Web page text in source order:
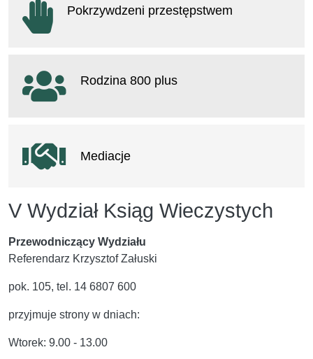
V Wydział Ksiąg Wieczystych
Przewodniczący Wydziału
Referendarz Krzysztof Załuski
pok. 105, tel. 14 6807 600
przyjmuje strony w dniach:
Wtorek: 9.00 - 13.00
Pokrzywdzeni przestępstwem
Rodzina 800 plus
Mediacje